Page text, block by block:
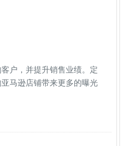
户，并提升销售业绩。定
马逊店铺带来更多的曝光